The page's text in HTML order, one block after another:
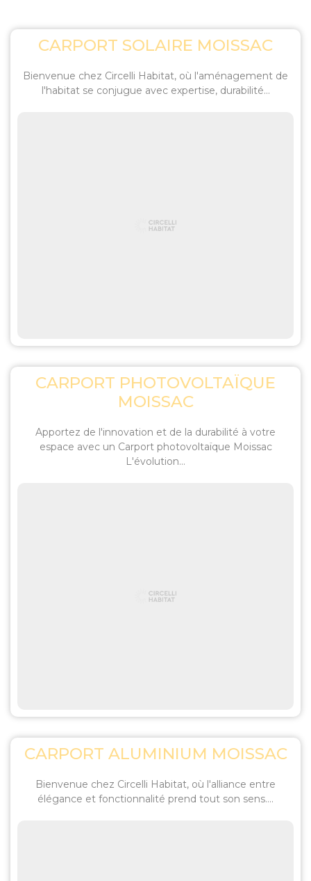
CARPORT SOLAIRE MOISSAC
Bienvenue chez Circelli Habitat, où l'aménagement de
l'habitat se conjugue avec expertise, durabilité...
CARPORT PHOTOVOLTAÏQUE
MOISSAC
Apportez de l'innovation et de la durabilité à votre
espace avec un Carport photovoltaïque Moissac
L'évolution...
CARPORT ALUMINIUM MOISSAC
Bienvenue chez Circelli Habitat, où l'alliance entre
élégance et fonctionnalité prend tout son sens....